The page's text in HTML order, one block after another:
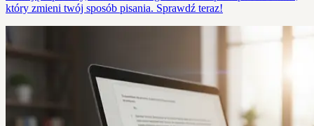
który zmieni twój sposób pisania. Sprawdź teraz!